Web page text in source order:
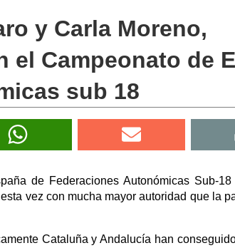
y Carla Moreno,
el Campeonato de
sub 18
de Federaciones Autonómicas Sub-18
vez con mucha mayor autoridad que la
Cataluña y Andalucía han